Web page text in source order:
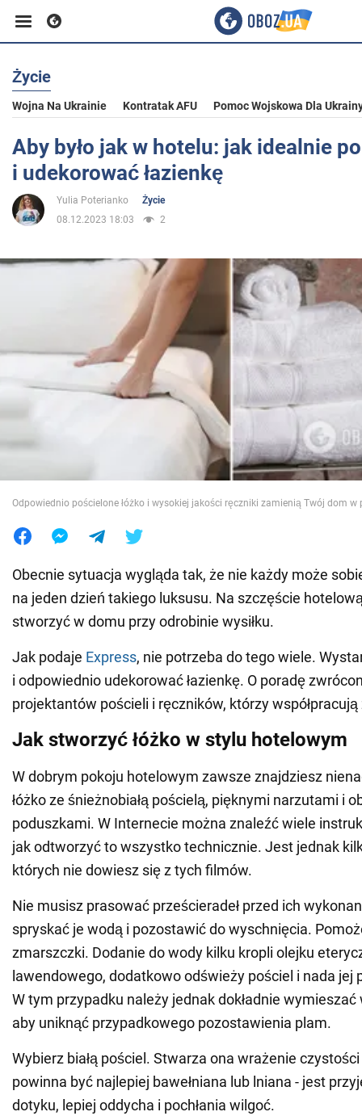
Biznes
Sport
Rozrywka
Społeczeństwo
Wojna na Ukrainie
Świat
Jedzenie
Życie
Wojna Na Ukrainie Kontratak AFU Pomoc Wojskowa Dla
Aby było jak w hotelu: jak idealnie
i udekorować łazienkę
Yulia Poterianko
Życie
08.12.2023 18:03
2
Odpowiednio pościelone łóżko i wysokiej jakości ręczniki zamienią Twój dom w
Obecnie sytuacja wygląda tak, że nie każdy może
na jeden dzień takiego luksusu. Na szczęście
stworzyć w domu przy odrobinie wysiłku.
Jak podaje Express, nie potrzeba do tego wiele.
i odpowiednio udekorować łazienkę. O poradę
projektantów pościeli i ręczników, którzy
Jak stworzyć łóżko w stylu hotelowym
W dobrym pokoju hotelowym zawsze znajdziesz
łóżko ze śnieżnobiałą pościelą, pięknymi narzutami i
poduszkami. W Internecie można znaleźć wiele
jak odtworzyć to wszystko technicznie. Jest jednak
których nie dowiesz się z tych filmów.
Nie musisz prasować prześcieradeł przed ich
spryskać je wodą i pozostawić do wyschnięcia.
zmarszczki. Dodanie do wody kilku kropli olejku
lawendowego, dodatkowo odświeży pościel i nada jej
W tym przypadku należy jednak dokładnie
aby uniknąć przypadkowego pozostawienia plam.
Wybierz białą pościel. Stwarza ona wrażenie
powinna być najlepiej bawełniana lub lniana - jest
dotyku, lepiej oddycha i pochłania wilgoć.